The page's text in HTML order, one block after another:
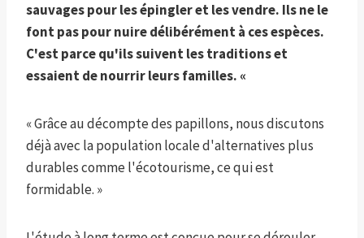
sauvages pour les épingler et les vendre. Ils ne le
font pas pour nuire délibérément à ces espèces.
C'est parce qu'ils suivent les traditions et
essaient de nourrir leurs familles. «
« Grâce au décompte des papillons, nous discutons
déjà avec la population locale d'alternatives plus
durables comme l'écotourisme, ce qui est
formidable. »